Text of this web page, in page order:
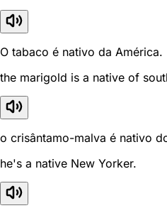
O tabaco é nativo da América.
the marigold is a native of
o crisântamo-malva é nativo
he's a native New Yorker.